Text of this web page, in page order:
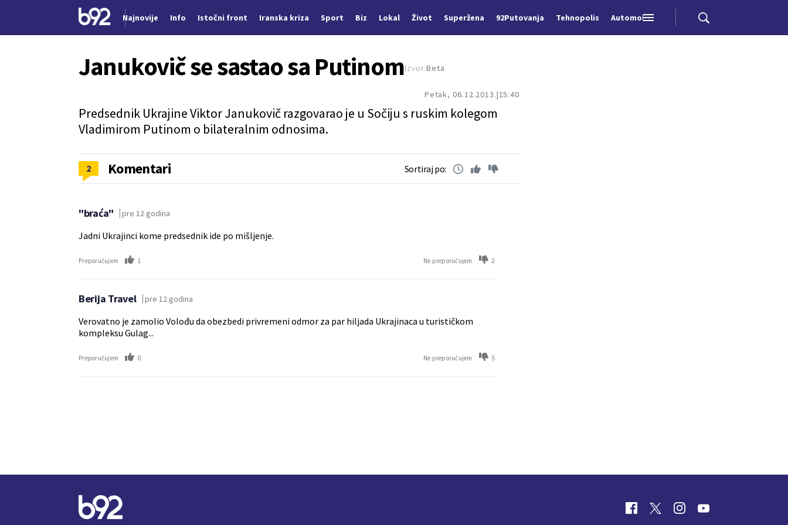
Najnovije Info Istočni front Iranska kriza Sport Biz Lokal Život Superžena 92Putovanja Tehnopolis Automobili
Petak, 06.12.2013. 15:40
Janukovič se sastao sa Putinom
Predsednik Ukrajine Viktor Janukovič razgovarao je u Sočiju s ruskim kolegom
Vladimirom Putinom o bilateralnim odnosima.
Izvor:Beta
2 Komentari Sortiraj po:
"braća" pre 12 godina
Jadni Ukrajinci kome predsednik ide po mišljenje.
Preporučujem 1 Ne preporučujem 2
Berija Travel pre 12 godina
Verovatno je zamolio Volođu da obezbedi privremeni odmor za par hiljada Ukrajinaca u turističkom
kompleksu Gulag...
Preporučujem 0 Ne preporučujem 5